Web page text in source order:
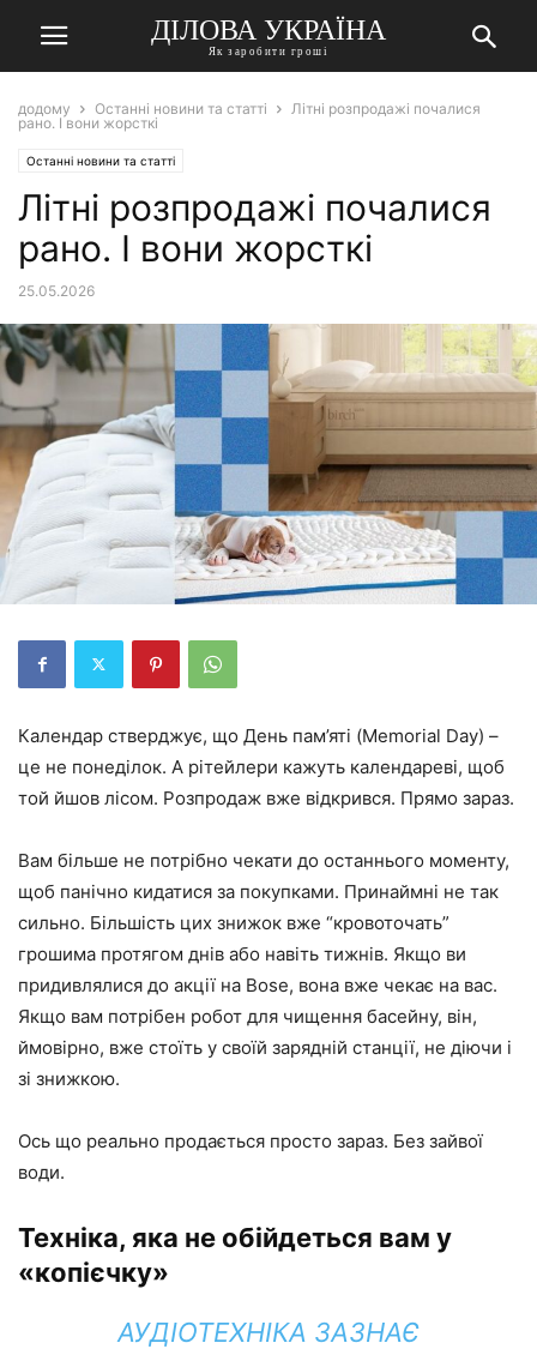
ДІЛОВА УКРАЇНА
Як заробити гроші
додому Останні новини та статті
Літні розпродажі почалися
рано. І вони жорсткі
Останні новини та статті
Літні розпродажі почалися
рано. І вони жорсткі
25.05.2026
Календар стверджує, що День пам’яті (Memorial Day) –
це не понеділок. А рітейлери кажуть календареві, щоб
той йшов лісом. Розпродаж вже відкрився. Прямо зараз.
Вам більше не потрібно чекати до останнього моменту,
щоб панічно кидатися за покупками. Принаймні не так
сильно. Більшість цих знижок вже “кровоточать”
грошима протягом днів або навіть тижнів. Якщо ви
придивлялися до акції на Bose, вона вже чекає на вас.
Якщо вам потрібен робот для чищення басейну, він,
ймовірно, вже стоїть у своїй зарядній станції, не діючи і
зі знижкою.
Ось що реально продається просто зараз. Без зайвої
води.
Техніка, яка не обійдеться вам у
«копієчку»
АУДІОТЕХНІКА ЗАЗНАЄ